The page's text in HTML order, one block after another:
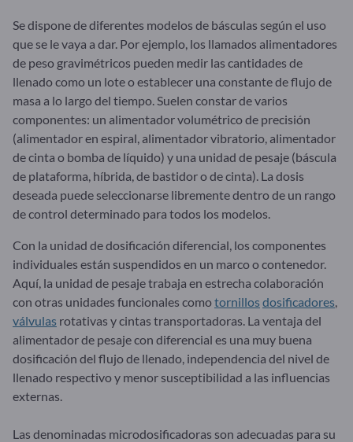
Se dispone de diferentes modelos de básculas según el uso
que se le vaya a dar. Por ejemplo, los llamados alimentadores
de peso gravimétricos pueden medir las cantidades de
llenado como un lote o establecer una constante de flujo de
masa a lo largo del tiempo. Suelen constar de varios
componentes: un alimentador volumétrico de precisión
(alimentador en espiral, alimentador vibratorio, alimentador
de cinta o bomba de líquido) y una unidad de pesaje (báscula
de plataforma, híbrida, de bastidor o de cinta). La dosis
deseada puede seleccionarse libremente dentro de un rango
de control determinado para todos los modelos.
Con la unidad de dosificación diferencial, los componentes
individuales están suspendidos en un marco o contenedor.
Aquí, la unidad de pesaje trabaja en estrecha colaboración
con otras unidades funcionales comotornillosdosificadores
válvulas rotativas y cintas transportadoras. La ventaja del
alimentador de pesaje con diferencial es una muy buena
dosificación del flujo de llenado, independencia del nivel de
llenado respectivo y menor susceptibilidad a las influencias
externas.
Las denominadas microdosificadoras son adecuadas para su